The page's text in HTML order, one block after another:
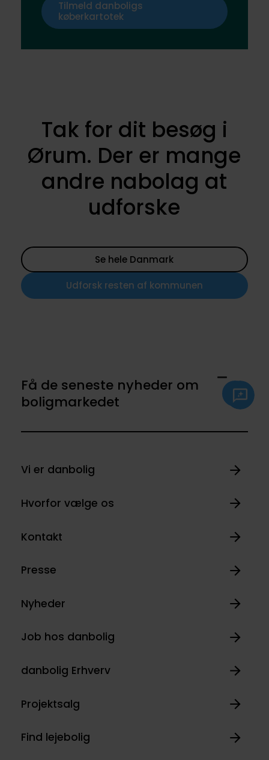
Tilmeld danboligs
køberkartotek
Tak for dit besøg i
Ørum. Der er mange
andre nabolag at
udforske
Se hele Danmark
Udforsk resten af kommunen
Få de seneste nyheder om
boligmarkedet
Vi er danbolig
Hvorfor vælge os
Kontakt
Presse
Nyheder
Job hos danbolig
danbolig Erhverv
Projektsalg
Find lejebolig